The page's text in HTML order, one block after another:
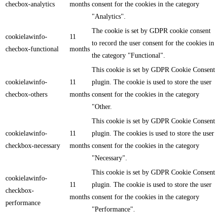
checbox-analytics
months consent for the cookies in the category
"Analytics".
cookielawinfo-
checbox-functional
11
months
The cookie is set by GDPR cookie consent
to record the user consent for the cookies in
the category "Functional".
cookielawinfo-
checbox-others
11
months
This cookie is set by GDPR Cookie Consent
plugin. The cookie is used to store the user
consent for the cookies in the category
"Other.
cookielawinfo-
checkbox-necessary
11
months
This cookie is set by GDPR Cookie Consent
plugin. The cookies is used to store the user
consent for the cookies in the category
"Necessary".
cookielawinfo-
checkbox-
performance
11
months
This cookie is set by GDPR Cookie Consent
plugin. The cookie is used to store the user
consent for the cookies in the category
"Performance".